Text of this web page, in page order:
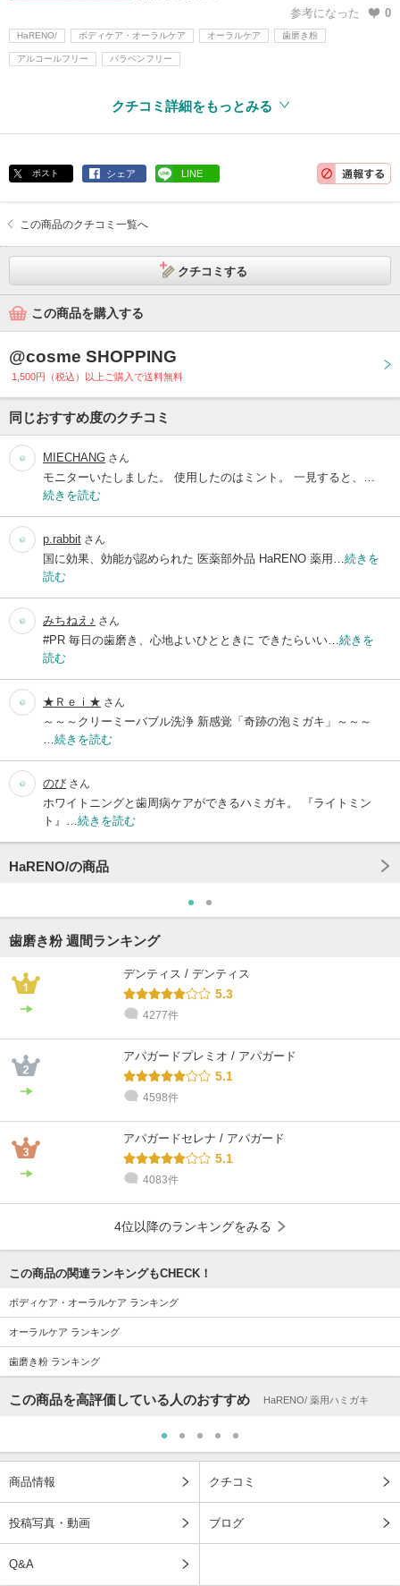
参考になった 0
HaRENO/ ボディケア・オーラルケア オーラルケア 歯磨き粉
アルコールフリー パラベンフリー
クチコミ詳細をもっとみる
ポスト シェア LINE
この商品のクチコミ一覧へ
クチコミする
この商品を購入する
@cosme SHOPPING
1,500円（税込）以上ご購入で送料無料
同じおすすめ度のクチコミ
MIECHANG さん
モニターいたしました。 使用したのはミント。 一見すると、…
続きを読む
p.rabbit さん
国に効果、効能が認められた 医薬部外品 HaRENO 薬用… 続きを
読む
みちねえ♪ さん
#PR 毎日の歯磨き、心地よいひとときに できたらいい… 続きを
読む
★Ｒｅｉ★ さん
～～～クリーミーバブル洗浄 新感覚「奇跡の泡ミガキ」～～～
続きを読む
のび さん
ホワイトニングと歯周病ケアができるハミガキ。 『ライトミン
ト』… 続きを読む
HaRENO/の商品
歯磨き粉 週間ランキング
デンティス / デンティス
5.3
4277件
アパガードプレミオ / アパガード
5.1
4598件
アパガードセレナ / アパガード
5.1
4083件
4位以降のランキングをみる
この商品の関連ランキングもCHECK！
ボディケア・オーラルケア ランキング
オーラルケア ランキング
歯磨き粉 ランキング
この商品を高評価している人のおすすめ HaRENO/ 薬用ハミガキ
商品情報 クチコミ
投稿写真・動画 ブログ
Q&A